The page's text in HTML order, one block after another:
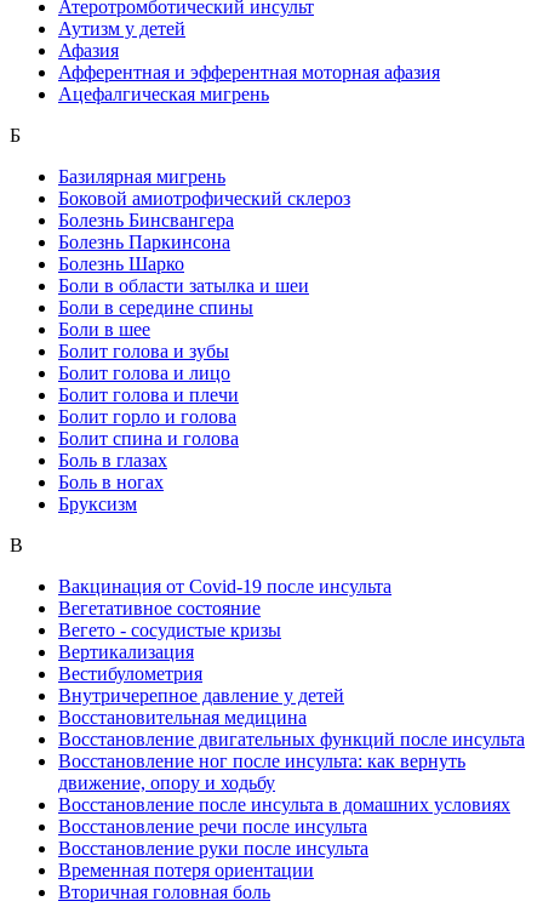
Атеротромботический инсульт
Аутизм у детей
Афазия
Афферентная и эфферентная моторная афазия
Ацефалгическая мигрень
Б
Базилярная мигрень
Боковой амиотрофический склероз
Болезнь Бинсвангера
Болезнь Паркинсона
Болезнь Шарко
Боли в области затылка и шеи
Боли в середине спины
Боли в шее
Болит голова и зубы
Болит голова и лицо
Болит голова и плечи
Болит горло и голова
Болит спина и голова
Боль в глазах
Боль в ногах
Бруксизм
В
Вакцинация от Covid-19 после инсульта
Вегетативное состояние
Вегето - сосудистые кризы
Вертикализация
Вестибулометрия
Внутричерепное давление у детей
Восстановительная медицина
Восстановление двигательных функций после инсульта
Восстановление ног после инсульта: как вернуть
движение, опору и ходьбу
Восстановление после инсульта в домашних условиях
Восстановление речи после инсульта
Восстановление руки после инсульта
Временная потеря ориентации
Вторичная головная боль